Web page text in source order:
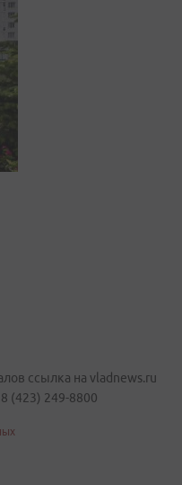
ссылка на vladnews.ru
(423) 249-8800